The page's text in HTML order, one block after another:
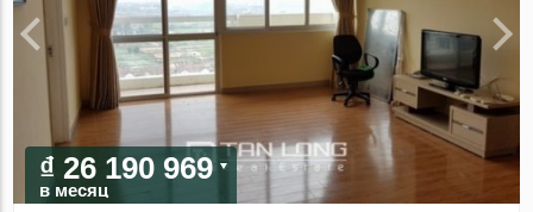
₫ 26 190 969
в месяц